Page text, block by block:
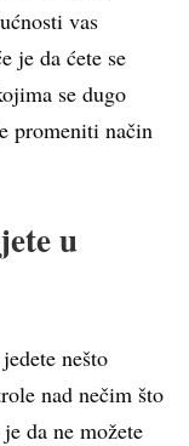
vas
je da ćete se
se dugo
promeniti način
u
nešto
nad nečim što
da ne možete